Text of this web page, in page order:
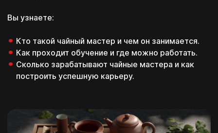
Вы узнаете:
Кто такой чайный мастер и чем он занимается.
Как проходит обучение и где можно работать.
Сколько зарабатывают чайные мастера и как
построить успешную карьеру.